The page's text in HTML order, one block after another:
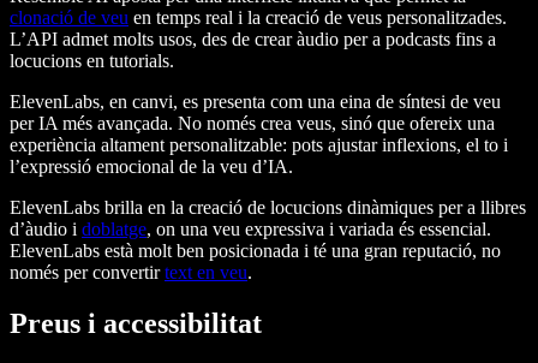
clonació de veu en temps real i la creació de veus personalitzades.
L’API admet molts usos, des de crear àudio per a podcasts fins a
locucions en tutorials.
ElevenLabs, en canvi, es presenta com una eina de síntesi de veu
per IA més avançada. No només crea veus, sinó que ofereix una
experiència altament personalitzable: pots ajustar inflexions, el to i
l’expressió emocional de la veu d’IA.
ElevenLabs brilla en la creació de locucions dinàmiques per a llibres
d’àudio i doblatge, on una veu expressiva i variada és essencial.
ElevenLabs està molt ben posicionada i té una gran reputació, no
només per convertirtext en veu.
Preus i accessibilitat